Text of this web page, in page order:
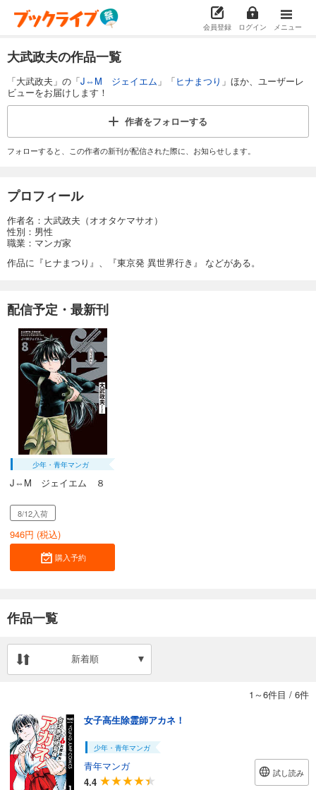
会員登録 ログイン メニュー
大武政夫の作品一覧
「大武政夫」の「J⇔M ジェイエム 」「ヒナまつり 」ほか、ユーザーレ
ビューをお届けします！
作者をフォローする
フォローすると、この作者の新刊が配信された際に、お知らせします。
プロフィール
作者名：大武政夫（オオタケマサオ）
性別：男性
職業：マンガ家
作品に『ヒナまつり』、『東京発 異世界行き』 などがある。
配信予定・最新刊
少年・青年マンガ
J⇔M ジェイエム ８
8/12入荷
946円 (税込)
購入予約
作品一覧
新着順
1～6件目 / 6件
女子高生除霊師アカネ！
少年・青年マンガ
青年マンガ
4.4
試し読み